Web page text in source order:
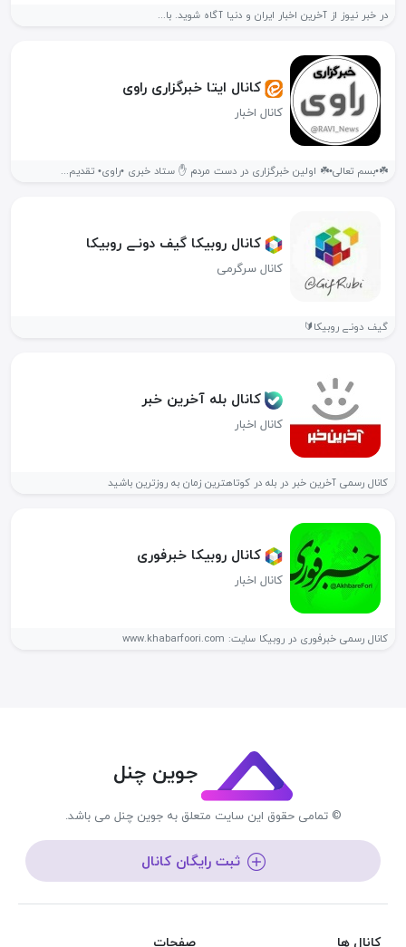
در خبر نیوز از آخرین اخبار ایران و دنیا آگاه شوید. با...
کانال ایتا خبرگزاری راوی
کانال اخبار
☘️•بسم تعالی•☘️ اولین خبرگزاری در دست مردم ✋ ستاد خبری •راوی• تقدیم...
کانال روبیکا گیف دونـے روبیکا
کانال سرگرمی
گیف دونـے روبیکا🔰
کانال بله آخرین خبر
کانال اخبار
کانال رسمی آخرین خبر در بله در کوتاهترین زمان به روزترین باشید
کانال روبیکا خبرفوری
کانال اخبار
کانال رسمی خبرفوری در روبیکا سایت: www.khabarfoori.com
جوین چنل
© تمامی حقوق این سایت متعلق به جوین چنل می باشد.
ثبت رایگان کانال
کانال ها صفحات